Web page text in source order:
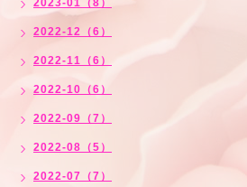
2022-12（6）
2022-11（6）
2022-10（6）
2022-09（7）
2022-08（5）
2022-07（7）